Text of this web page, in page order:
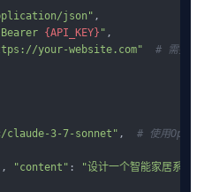
json" ,
{API_KEY} " ,
your-website.com"
# 需要提供
claude-3-7-sonnet" , # 使用
, "content" :
"设计一个智能家居系统的